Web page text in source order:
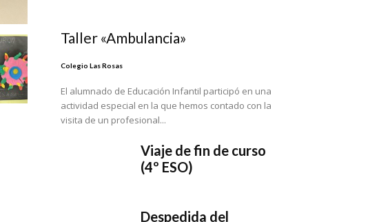
Taller «Ambulancia»
Colegio Las Rosas
El alumnado de Educación Infantil participó en una
actividad especial en la que hemos contado con la
visita de un profesional...
Viaje de fin de curso
(4º ESO)
Despedida del